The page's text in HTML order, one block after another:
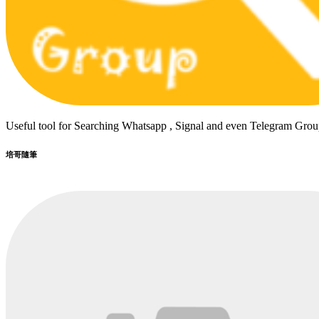
Useful tool for Searching Whatsapp , Signal and even Telegram
培哥隨筆